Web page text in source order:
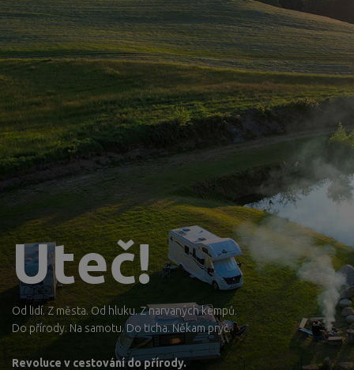
Uteč!
Od lidí. Z města. Od hluku. Z narvaných kempů.
Do přírody. Na samotu. Do ticha. Někam pryč.
Revoluce v cestování do přírody.